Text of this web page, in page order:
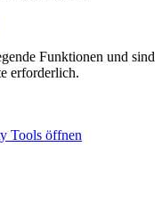
Funktionen und sind
erforderlich.
Tools öffnen